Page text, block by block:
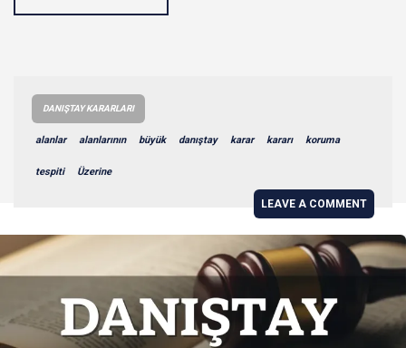
DANIŞTAY KARARLARI
alanlar alanlarının büyük danıştay karar kararı koruma
tespiti Üzerine
LEAVE A COMMENT